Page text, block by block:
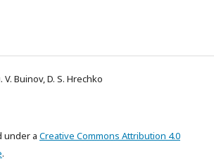
Buinov, D. S. Hrechko
under a Creative Commons Attribution 4.0
.